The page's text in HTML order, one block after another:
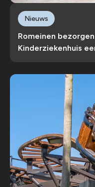
Romeinen
Kinderziekenhuis
Nieuws